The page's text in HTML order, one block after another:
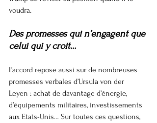
voudra.
Des promesses qui n’engagent que
celui qui y croit…
L’accord repose aussi sur de nombreuses
promesses verbales d’Ursula von der
Leyen : achat de davantage d’énergie,
d’équipements militaires, investissements
aux Etats-Unis… Sur toutes ces questions,